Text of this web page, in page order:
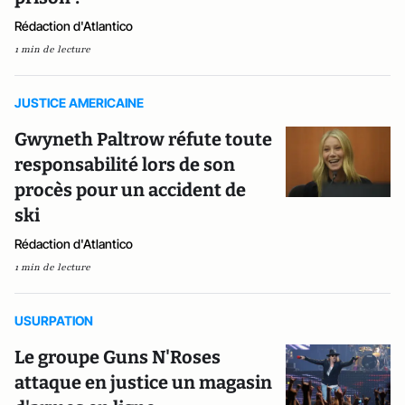
Rédaction d'Atlantico
1 min de lecture
JUSTICE AMERICAINE
Gwyneth Paltrow réfute toute
responsabilité lors de son
procès pour un accident de
ski
Rédaction d'Atlantico
1 min de lecture
USURPATION
Le groupe Guns N'Roses
attaque en justice un magasin